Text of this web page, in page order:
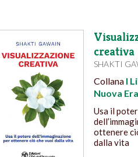
creativa
SHAKTI
Collana I
Nuova Era
Usa il
ottenere
dalla vita